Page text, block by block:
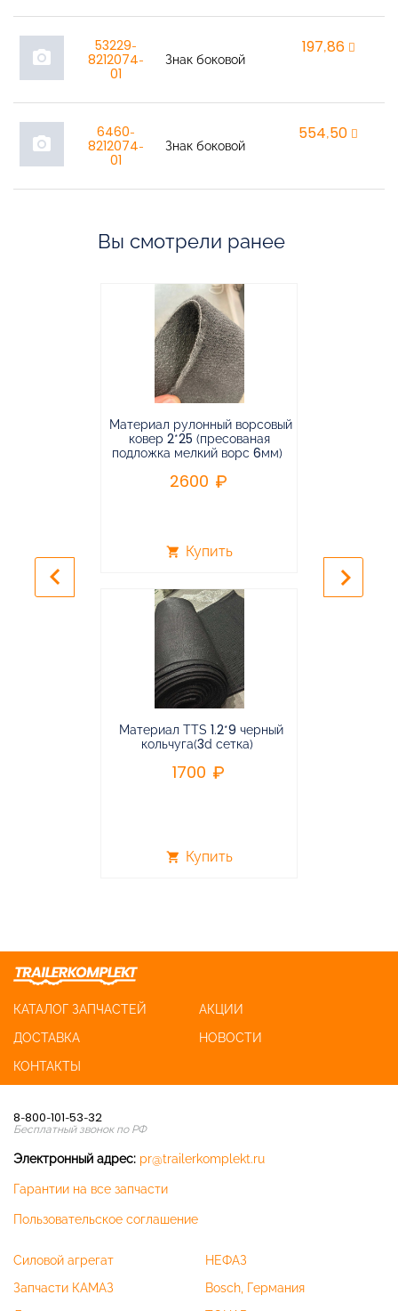
photo_camera
53229-
8212074-
01
Знак боковой
197,86
photo_camera
6460-
8212074-
01
Знак боковой
554,50
Вы смотрели ранее
Материал рулонный ворсовый
ковер 2*25 (пресованая
подложка мелкий ворс 6мм)
2600
shopping_cart Купить
Материал TTS 1.2*9 черный
кольчуга(3d сетка)
1700
shopping_cart Купить
keyboard_arrow_left keyboard_arrow_right
КАТАЛОГ ЗАПЧАСТЕЙ
АКЦИИ
ДОСТАВКА
НОВОСТИ
КОНТАКТЫ
8-800-101-53-32
Бесплатный звонок по РФ
Электронный адрес: pr@trailerkomplekt.ru
Гарантии на все запчасти
Пользовательское соглашение
Силовой агрегат
Запчасти КАМАЗ
НЕФАЗ
Bosch, Германия